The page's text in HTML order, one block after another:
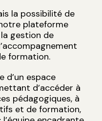
la possibilité de
plateforme
gestion de
formation.
d’un espace
d’accéder à
pédagogiques, à
et de formation,